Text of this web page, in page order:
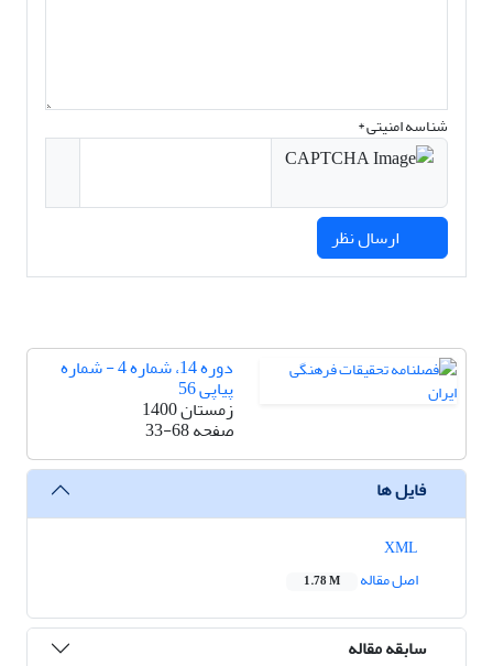
شناسه امنیتی *
دوره 14، شماره 4 - شماره
پیاپی 56
زمستان 1400
صفحه33-68
فایل ها
اصل مقاله
1.78 M
سابقه مقاله